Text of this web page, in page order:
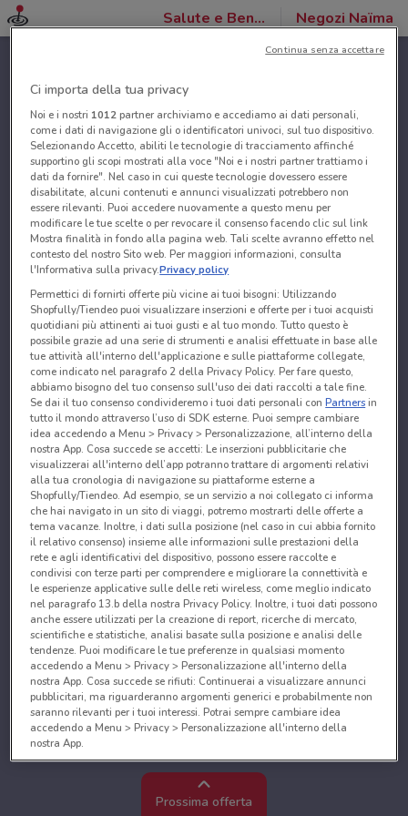
Salute e Benessere Negozi Naïma
Prossima offerta
Ci importa della tua privacy
Noi e i nostri 1012partner archiviamo e accediamo ai dati personali,
come i dati di navigazione gli o identificatori univoci, sul tuo dispositivo.
Selezionando Accetto, abiliti le tecnologie di tracciamento affinché
supportino gli scopi mostrati alla voce "Noi e i nostri partner trattiamo i
dati da fornire". Nel caso in cui queste tecnologie dovessero essere
disabilitate, alcuni contenuti e annunci visualizzati potrebbero non
essere rilevanti. Puoi accedere nuovamente a questo menu per
modificare le tue scelte o per revocare il consenso facendo clic sul link
Mostra finalità in fondo alla pagina web. Tali scelte avranno effetto nel
contesto del nostro Sito web. Per maggiori informazioni, consulta
l'Informativa sulla privacy.Privacy policy
Permettici di fornirti offerte più vicine ai tuoi bisogni: Utilizzando
Shopfully/Tiendeo puoi visualizzare inserzioni e offerte per i tuoi acquisti
quotidiani più attinenti ai tuoi gusti e al tuo mondo. Tutto questo è
possibile grazie ad una serie di strumenti e analisi effettuate in base alle
tue attività all'interno dell'applicazione e sulle piattaforme collegate,
come indicato nel paragrafo 2 della Privacy Policy. Per fare questo,
abbiamo bisogno del tuo consenso sull'uso dei dati raccolti a tale fine.
Se dai il tuo consenso condivideremo i tuoi dati personali conPartnersin
tutto il mondo attraverso l’uso di SDK esterne. Puoi sempre cambiare
idea accedendo a Menu > Privacy > Personalizzazione, all’interno della
nostra App. Cosa succede se accetti: Le inserzioni pubblicitarie che
visualizzerai all'interno dell’app potranno trattare di argomenti relativi
alla tua cronologia di navigazione su piattaforme esterne a
Shopfully/Tiendeo. Ad esempio, se un servizio a noi collegato ci informa
che hai navigato in un sito di viaggi, potremo mostrarti delle offerte a
tema vacanze. Inoltre, i dati sulla posizione (nel caso in cui abbia fornito
il relativo consenso) insieme alle informazioni sulle prestazioni della
rete e agli identificativi del dispositivo, possono essere raccolte e
condivisi con terze parti per comprendere e migliorare la connettività e
le esperienze applicative sulle delle reti wireless, come meglio indicato
nel paragrafo 13.b della nostra Privacy Policy. Inoltre, i tuoi dati possono
anche essere utilizzati per la creazione di report, ricerche di mercato,
scientifiche e statistiche, analisi basate sulla posizione e analisi delle
tendenze. Puoi modificare le tue preferenze in qualsiasi momento
accedendo a Menu > Privacy > Personalizzazione all'interno della
nostra App. Cosa succede se rifiuti: Continuerai a visualizzare annunci
pubblicitari, ma riguarderanno argomenti generici e probabilmente non
saranno rilevanti per i tuoi interessi. Potrai sempre cambiare idea
accedendo a Menu > Privacy > Personalizzazione all'interno della
nostra App.
Noi e i nostri partner trattiamo i dati per fornire:
Utilizzare dati di geolocalizzazione precisi. Scansione attiva delle
caratteristiche del dispositivo ai fini dell’identificazione. Archiviare
Continua senza accettare